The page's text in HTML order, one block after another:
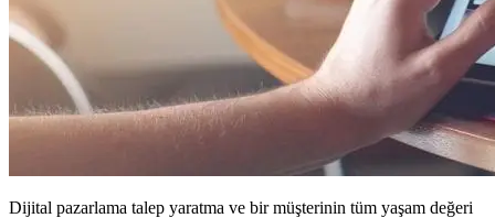
Dijital pazarlama talep yaratma ve bir müşterinin tüm yaşam değeri